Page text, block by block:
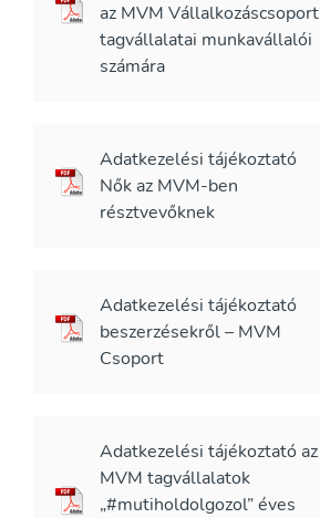
az MVM Vállalkozáscsoport
tagvállalatai munkavállalói
számára
Adatkezelési tájékoztató
Nők az MVM-ben
résztvevőknek
Adatkezelési tájékoztató
beszerzésekről – MVM
Csoport
Adatkezelési tájékoztató az
MVM tagvállalatok
„#mutiholdolgozol” éves